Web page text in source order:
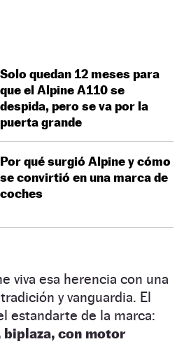
Solo quedan 12 meses para
que el Alpine A110 se
despida, pero se va por la
puerta grande
Por qué surgió Alpine y cómo
se convirtió en una marca de
coches
viva esa herencia con una
y vanguardia. El
estandarte de la marca:
con motor